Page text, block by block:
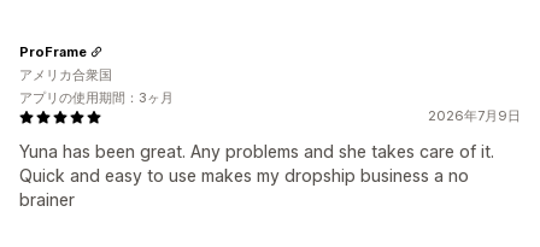
2026年7月9日
Yuna has been great. Any problems and she takes care of it.
Quick and easy to use makes my dropship business a no
brainer
ProFrame
アメリカ合衆国
アプリの使用期間：3ヶ月